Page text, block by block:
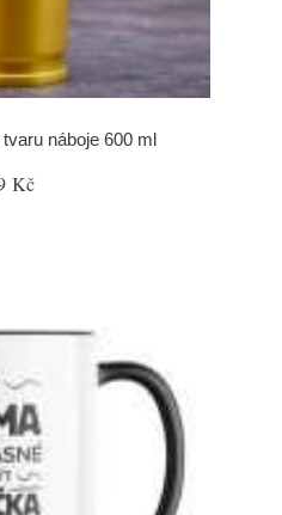
náboje 600 ml
Kč